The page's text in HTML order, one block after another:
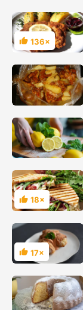
Hodnocení
136×
Hodnocení
18×
Hodnocení
17×